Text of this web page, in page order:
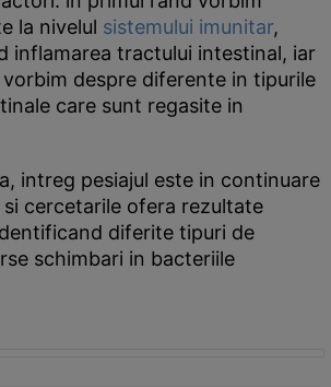
la nivelul sistemului imunitar,
inflamarea tractului intestinal, iar
despre diferente in tipurile
care sunt regasite in
intreg pesiajul este in continuare
cercetarile ofera rezultate
diferite tipuri de
schimbari in bacteriile